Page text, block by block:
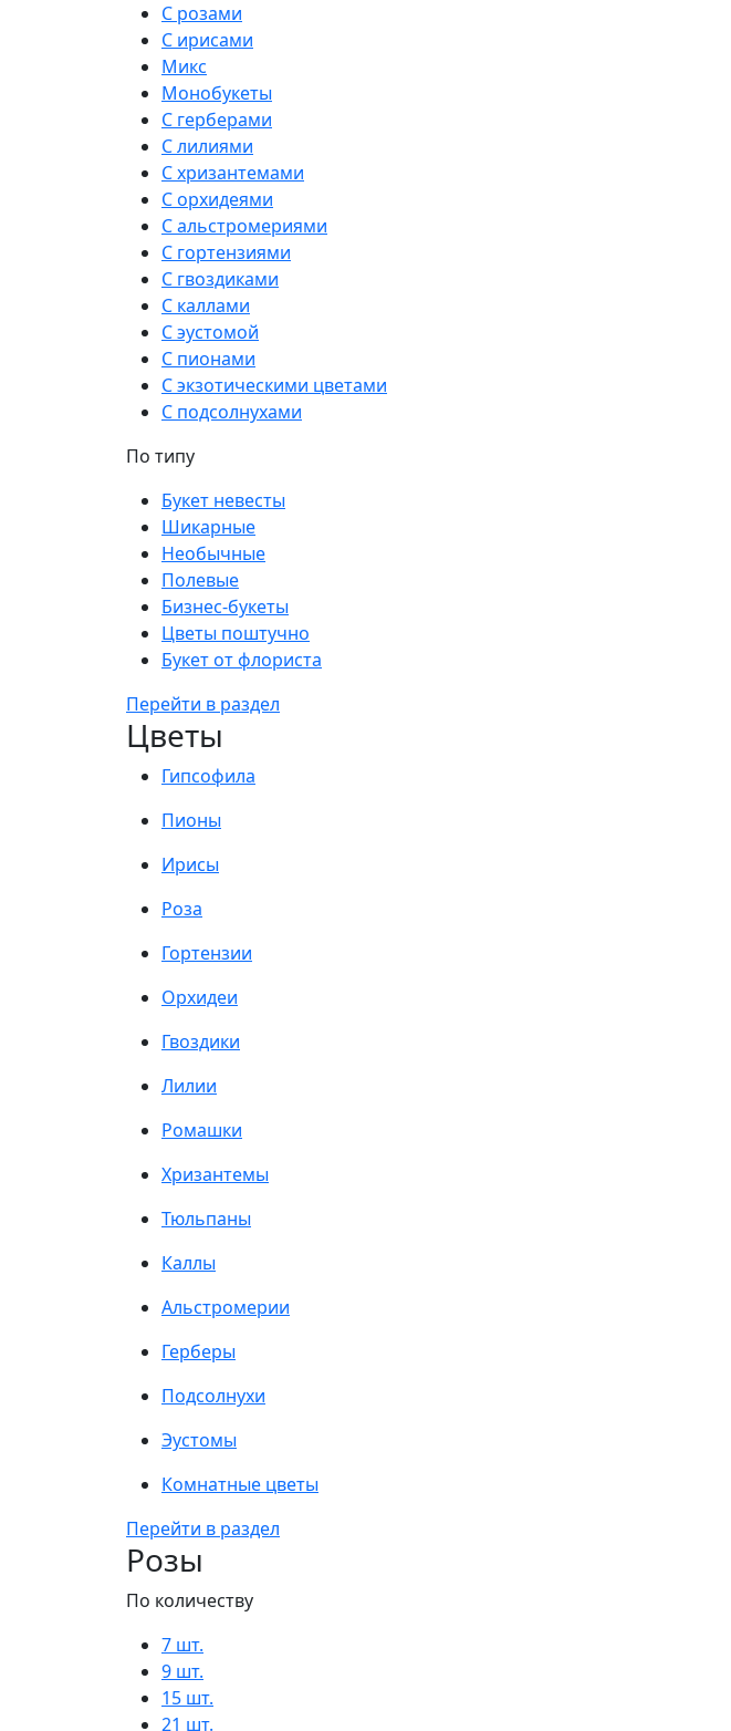
С розами
С ирисами
Микс
Монобукеты
С герберами
С лилиями
С хризантемами
С орхидеями
С альстромериями
С гортензиями
С гвоздиками
С каллами
С эустомой
С пионами
С экзотическими цветами
С подсолнухами
По типу
Букет невесты
Шикарные
Необычные
Полевые
Бизнес-букеты
Цветы поштучно
Букет от флориста
Перейти в раздел
Цветы
Гипсофила
Пионы
Ирисы
Роза
Гортензии
Орхидеи
Гвоздики
Лилии
Ромашки
Хризантемы
Тюльпаны
Каллы
Альстромерии
Герберы
Подсолнухи
Эустомы
Комнатные цветы
Перейти в раздел
Розы
По количеству
7 шт.
9 шт.
15 шт.
21 шт.